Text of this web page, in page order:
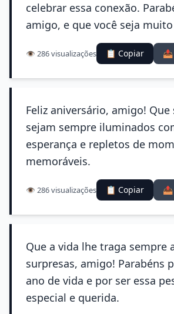
celebrar essa conexão.
amigo, e que você seja
👁️ 286 visualizações 📋 Copiar
Feliz aniversário, amigo! Que
sejam sempre iluminados
esperança e repletos de
memoráveis.
👁️ 286 visualizações 📋 Copiar
Que a vida lhe traga sempre
surpresas, amigo! Parabéns
ano de vida e por ser essa
especial e querida.